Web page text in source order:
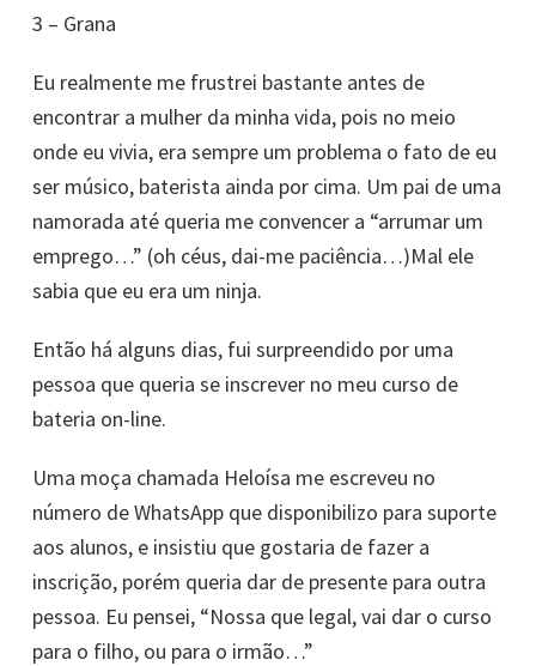
3 – Grana
Eu realmente me frustrei bastante antes de
encontrar a mulher da minha vida, pois no meio
onde eu vivia, era sempre um problema o fato de eu
ser músico, baterista ainda por cima. Um pai de uma
namorada até queria me convencer a “arrumar um
emprego…” (oh céus, dai-me paciência…)Mal ele
sabia que eu era um ninja.
Então há alguns dias, fui surpreendido por uma
pessoa que queria se inscrever no meu curso de
bateria on-line.
Uma moça chamada Heloísa me escreveu no
número de WhatsApp que disponibilizo para suporte
aos alunos, e insistiu que gostaria de fazer a
inscrição, porém queria dar de presente para outra
pessoa. Eu pensei, “Nossa que legal, vai dar o curso
para o filho, ou para o irmão…”